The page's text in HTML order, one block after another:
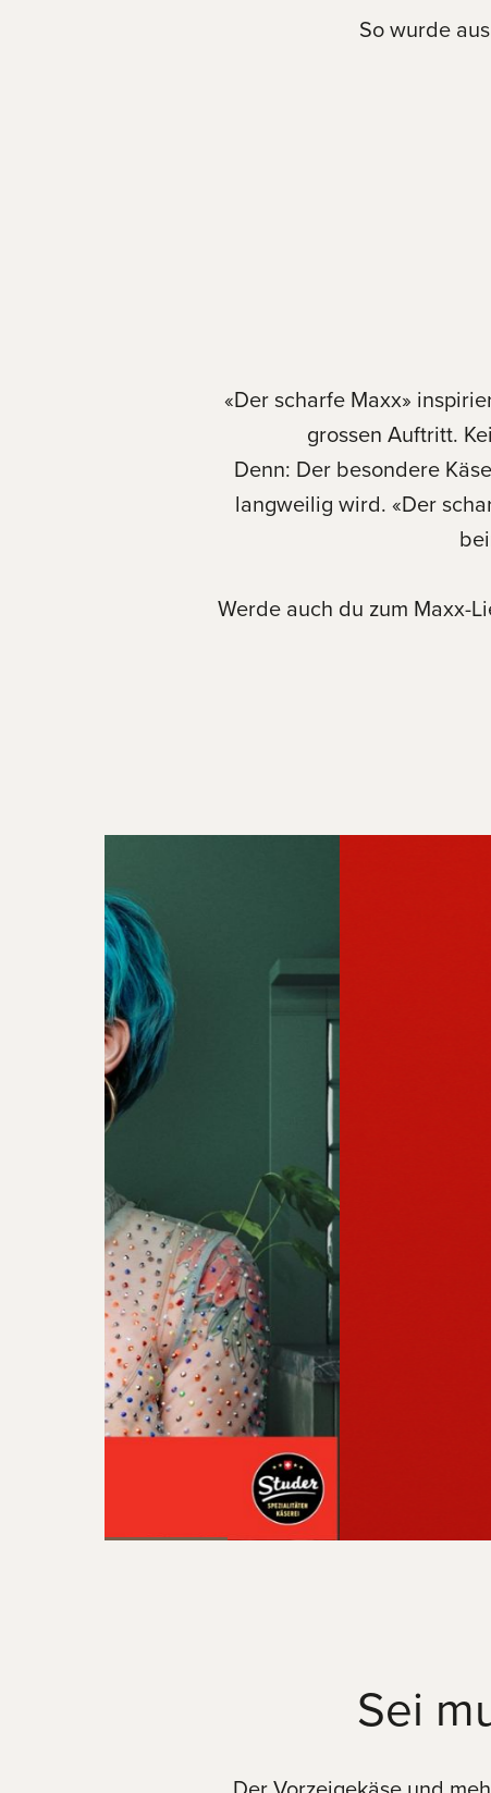
So wurde
«Der scharfe Maxx»
grossen Auftritt.
Denn: Der besondere
langweilig wird. «Der
Werde auch du zum Maxx-
Sei